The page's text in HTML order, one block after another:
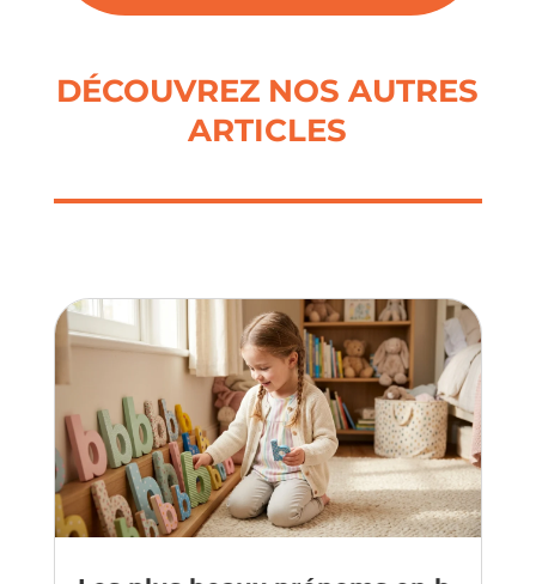
DÉCOUVREZ NOS AUTRES
ARTICLES